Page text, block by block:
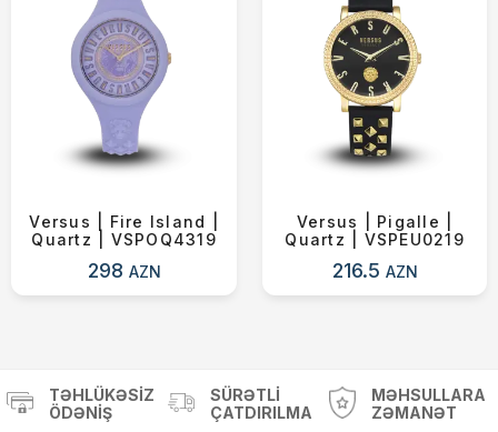
Versus | Fire Island |
Quartz | VSPOQ4319
298 AZN
Versus | Pigalle |
Quartz | VSPEU0219
216.5 AZN
TƏHLÜKƏSIZ
ÖDƏNIŞ
SÜRƏTLI
ÇATDIRILMA
MƏHSULLARA
ZƏMANƏT